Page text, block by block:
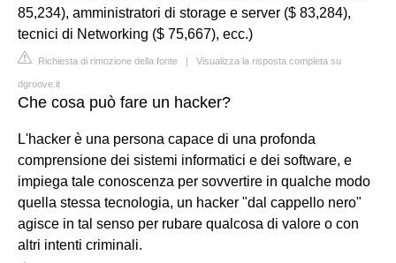
85,234), amministratori di storage e server ($ 83,284),
tecnici di Networking ($ 75,667), ecc.)
Richiesta di rimozione della fonte | Visualizza la risposta completa su
dgroove.it
Che cosa può fare un hacker?
L'hacker è una persona capace di una profonda
comprensione dei sistemi informatici e dei software, e
impiega tale conoscenza per sovvertire in qualche modo
quella stessa tecnologia, un hacker "dal cappello nero"
agisce in tal senso per rubare qualcosa di valore o con
altri intenti criminali.